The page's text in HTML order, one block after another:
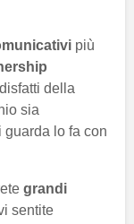
più
della
sia
guarda lo fa con
grandi
sentite